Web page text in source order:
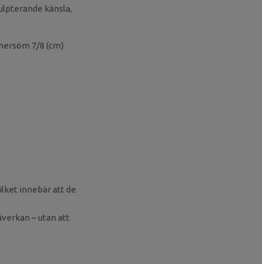
känsla,
7/8 (cm)
innebär att de
– utan att